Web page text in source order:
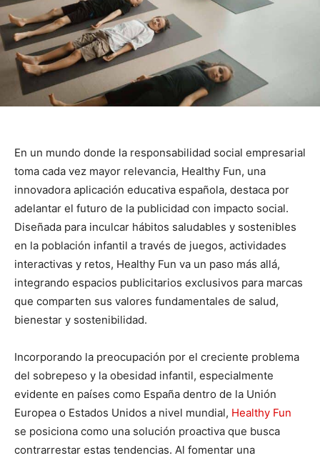
En un mundo donde la responsabilidad social empresarial
toma cada vez mayor relevancia, Healthy Fun, una
innovadora aplicación educativa española, destaca por
adelantar el futuro de la publicidad con impacto social.
Diseñada para inculcar hábitos saludables y sostenibles
en la población infantil a través de juegos, actividades
interactivas y retos, Healthy Fun va un paso más allá,
integrando espacios publicitarios exclusivos para marcas
que comparten sus valores fundamentales de salud,
bienestar y sostenibilidad.
Incorporando la preocupación por el creciente problema
del sobrepeso y la obesidad infantil, especialmente
evidente en países como España dentro de la Unión
Europea o Estados Unidos a nivel mundial, Healthy Fun
se posiciona como una solución proactiva que busca
contrarrestar estas tendencias. Al fomentar una